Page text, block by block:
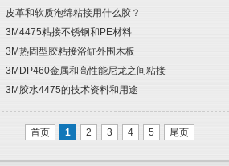
皮革和软质泡绵粘接用什么胶？
3M4475粘接不锈钢和PE材料
3M热固型胶粘接浴缸外围木板
3MDP460金属和高性能尼龙之间粘接
3M胶水4475的技术资料和用途
首页 1 2 3 4 5 尾页